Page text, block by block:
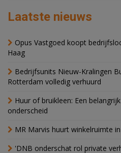
Laatste nieuws
Opus Vastgoed koopt
Haag
Bedrijfsunits Nieuw-Kralingen
Rotterdam volledig verhuurd
Huur of bruikleen: Een
onderscheid
MR Marvis huurt winkelruimte
'DNB onderschat rol private